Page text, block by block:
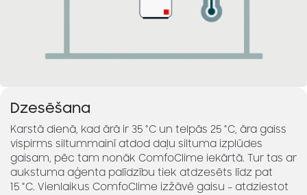
Dzesēšana
Karstā dienā, kad ārā ir 35 °C un telpās 25 °C, āra gaiss
vispirms siltummainī atdod daļu siltuma izplūdes
gaisam, pēc tam nonāk ComfoClime iekārtā. Tur tas ar
aukstuma aģenta palīdzību tiek atdzesēts līdz pat
15 °C. Vienlaikus ComfoClime izžāvē gaisu – atdziestot